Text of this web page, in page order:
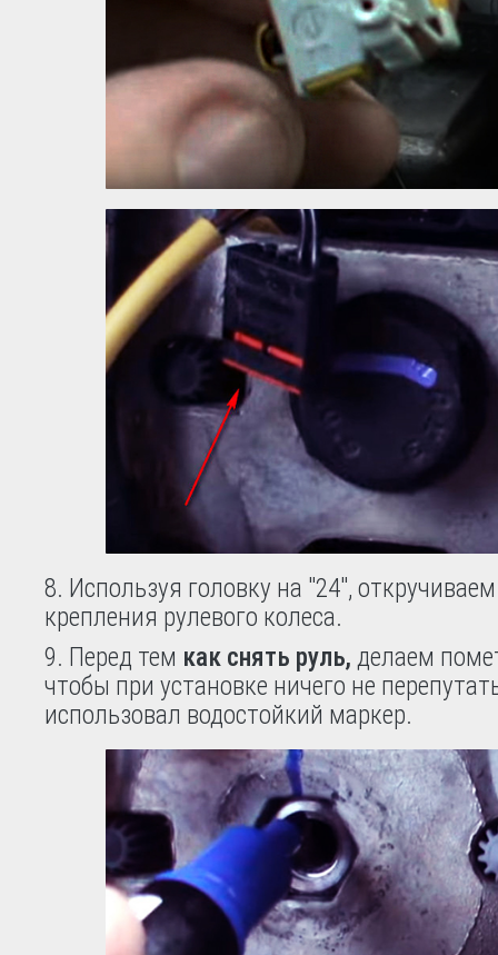
8. Используя головку на "24",
крепления рулевого колеса.
9. Перед тем как снять руль, делаем
чтобы при установке ничего не
использовал водостойкий маркер.